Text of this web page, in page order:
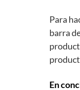
Para
barra
En